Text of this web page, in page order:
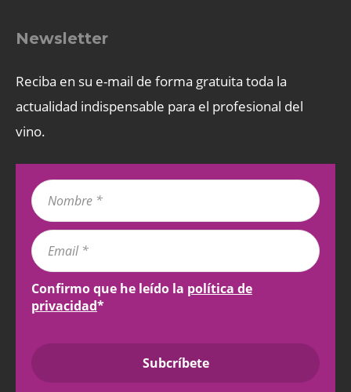
Newsletter
Reciba en su e-mail de forma gratuita toda la
actualidad indispensable para el profesional del
vino.
Confirmo que he leído la política de
privacidad*